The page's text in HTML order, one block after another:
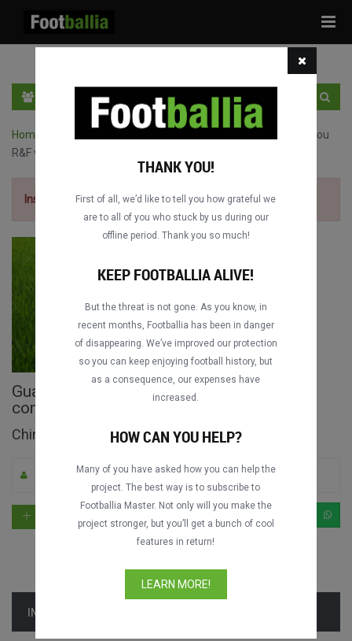
Home
Guangzhou
R&F vs. Guangzhou FC
Inscriva-se grátis para ver o jogo.
Guangzhou R&F vs. Guangzhou FC jogo
completo
Chinese Super League 2017
Por Carbeal 0 1617 Mandarim
INFORMAÇÃO
THANK YOU!
First of all, we’d like to tell you how grateful we
are to all of you who stuck by us during our
offline period. Thank you so much!
KEEP FOOTBALLIA ALIVE!
But the threat is not gone. As you know, in
recent months, Footballia has been in danger
of disappearing. We’ve improved our protection
so you can keep enjoying football history, but
as a consequence, our expenses have
increased.
HOW CAN YOU HELP?
Many of you have asked how you can help the
project. The best way is to subscribe to
Footballia Master. Not only will you make the
project stronger, but you’ll get a bunch of cool
features in return!
LEARN MORE!